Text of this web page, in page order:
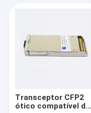
Transceptor CFP2
ótico compatível do